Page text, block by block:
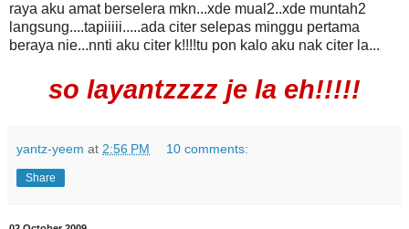
raya aku amat berselera mkn...xde mual2..xde muntah2
langsung....tapiiiii.....ada citer selepas minggu pertama
beraya nie...nnti aku citer k!!!!tu pon kalo aku nak citer la...
so layantzzzz je la eh!!!!!
yantz-yeem at 2:56 PM 10 comments:
Share